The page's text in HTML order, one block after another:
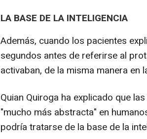
LA BASE DE LA INTELIGENCIA
Además, cuando los pacientes
segundos antes de referirse al
activaban, de la misma manera en
Quian Quiroga ha explicado que
"mucho más abstracta" en
podría tratarse de la base de la